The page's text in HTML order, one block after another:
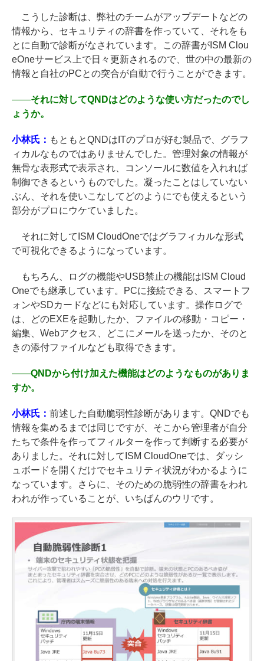
こうした診断は、弊社のチームがアップデートなどの
情報から、セキュリティの辞書を作っていて、それをも
とに自動で診断がなされています。この辞書がISM Clou
eOneサービス上で日々更新されるので、世の中の最新の
情報と自社のPCとの突合が自動で行うことができます。
――それに対してQNDはどのような使い方だったのでし
ょうか。
小林氏： もともとQNDはITのプロが好む製品で、グラフ
ィカルなものではありませんでした。管理対象の情報が
無骨な表形式で表示され、コンソールに数値を入れれば
制御できるというものでした。凝ったことはしていない
ぶん、それを使いこなしてどのようにでも使えるという
部分がプロにウケていました。
それに対してISM CloudOneではグラフィカルな形式
で可視化できるようになっています。
もちろん、ログの機能やUSB禁止の機能はISM Cloud
Oneでも継承しています。PCに接続できる、スマートフ
ォンやSDカードなどにも対応しています。操作ログで
は、どのEXEを起動したか、ファイルの移動・コピー・
編集、Webアクセス、どこにメールを送ったか、そのと
きの添付ファイルなども取得できます。
――QNDから付け加えた機能はどのようなものがありま
すか。
小林氏： 前述した自動脆弱性診断があります。QNDでも
情報を集めるまでは同じですが、そこから管理者が自分
たちで条件を作ってフィルターを作って判断する必要が
ありました。それに対してISM CloudOneでは、ダッシ
ュボードを開くだけでセキュリティ状況がわかるように
なっています。さらに、そのための脆弱性の辞書をわれ
われが作っていることが、いちばんのウリです。